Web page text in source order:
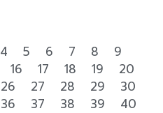
4 5 6 7 8
9
16 17 18 19
20
26 27 28 29
30
36 37 38 39
40